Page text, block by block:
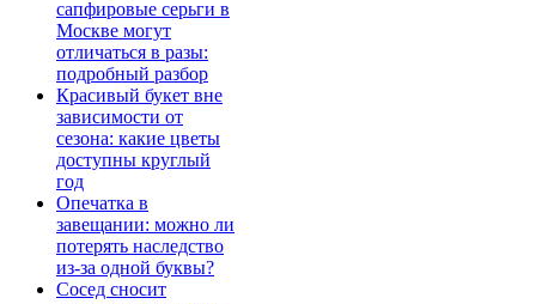
сапфировые серьги в
Москве могут
отличаться в разы:
подробный разбор
Красивый букет вне
зависимости от
сезона: какие цветы
доступны круглый
год
Опечатка в
завещании: можно ли
потерять наследство
из-за одной буквы?
Сосед сносит